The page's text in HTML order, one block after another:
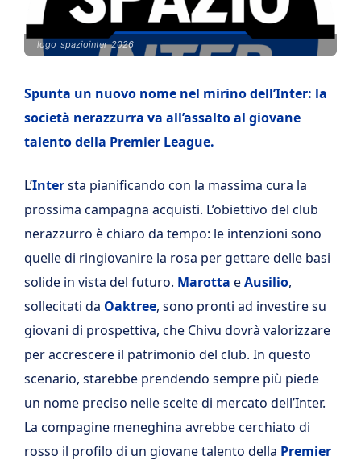
logo_spaziointer_2026
Spunta un nuovo nome nel mirino dell’Inter: la
società nerazzurra va all’assalto al giovane
talento della Premier League.
L’Intersta pianificando con la massima cura la
prossima campagna acquisti. L’obiettivo del club
nerazzurro è chiaro da tempo: le intenzioni sono
quelle di ringiovanire la rosa per gettare delle basi
solide in vista del futuro. Marotta eAusilio,
sollecitati da Oaktree, sono pronti ad investire su
giovani di prospettiva, che Chivu dovrà valorizzare
per accrescere il patrimonio del club. In questo
scenario, starebbe prendendo sempre più piede
un nome preciso nelle scelte di mercato dell’Inter.
La compagine meneghina avrebbe cerchiato di
rosso il profilo di un giovane talento della Premier